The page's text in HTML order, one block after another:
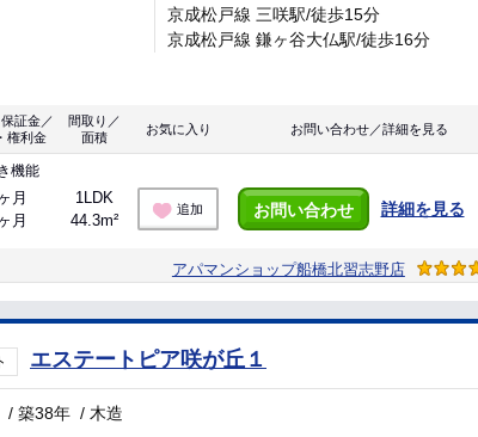
京成松戸線 三咲駅/徒歩15分
京成松戸線 鎌ヶ谷大仏駅/徒歩16分
証金／
権利金
間取り／
面積
お気に入り お問い合わせ／詳細を見る
機能
月
月
1LDK
44.3m²
追加 お問い合わせ 詳細を見る
アパマンショップ船橋北習志野店
エステートピア咲が丘１
/築38年 / 木造